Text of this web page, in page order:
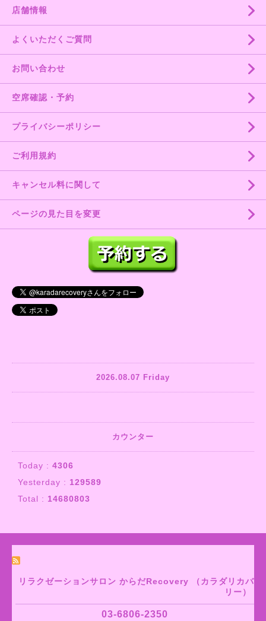
店舗情報
よくいただくご質問
お問い合わせ
空席確認・予約
プライバシーポリシー
ご利用規約
キャンセル料に関して
ページの見た目を変更
2026.08.07 Friday
カウンター
Today : 4306
Yesterday : 129589
Total : 14680803
リラクゼーションサロン からだRecovery （カラダリカバ
リー）
03-6806-2350